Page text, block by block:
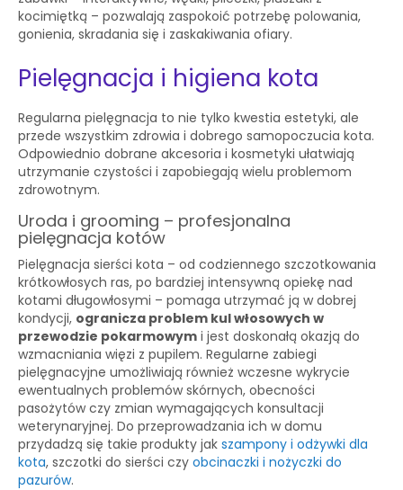
kocimiętką – pozwalają zaspokoić potrzebę polowania,
gonienia, skradania się i zaskakiwania ofiary.
Pielęgnacja i higiena kota
Regularna pielęgnacja to nie tylko kwestia estetyki, ale
przede wszystkim zdrowia i dobrego samopoczucia kota.
Odpowiednio dobrane akcesoria i kosmetyki ułatwiają
utrzymanie czystości i zapobiegają wielu problemom
zdrowotnym.
Uroda i grooming – profesjonalna
pielęgnacja kotów
Pielęgnacja sierści kota – od codziennego szczotkowania
krótkowłosych ras, po bardziej intensywną opiekę nad
kotami długowłosymi – pomaga utrzymać ją w dobrej
kondycji, ogranicza problem kul włosowych w
przewodzie pokarmowym i jest doskonałą okazją do
wzmacniania więzi z pupilem. Regularne zabiegi
pielęgnacyjne umożliwiają również wczesne wykrycie
ewentualnych problemów skórnych, obecności
pasożytów czy zmian wymagających konsultacji
weterynaryjnej. Do przeprowadzania ich w domu
przydadzą się takie produkty jak szampony i odżywki dla
kota, szczotki do sierści czy obcinaczki i nożyczki do
pazurów.